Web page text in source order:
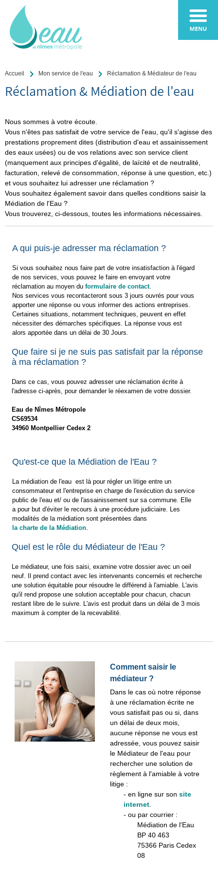
Accueil Mon service de l'eau Réclamation & Médiateur de l'eau
Réclamation & Médiation de l'eau
Nous sommes à votre écoute.
Vous n'êtes pas satisfait de votre service de l'eau, qu'il s'agisse des
prestations proprement dites (distribution d'eau et assainissement
des eaux usées) ou de vos relations avec son service client
(manquement aux principes d'égalité, de laïcité et de neutralité,
facturation, relevé de consommation, réponse à une question, etc.)
et vous souhaitez lui adresser une réclamation ?
Vous souhaitez également savoir dans quelles conditions saisir la
Médiation de l'Eau ?
Vous trouverez, ci-dessous, toutes les informations nécessaires.
A qui puis-je adresser ma réclamation ?
Si vous souhaitez nous faire part de votre insatisfaction à l'égard
de nos services, vous pouvez le faire en envoyant votre
réclamation au moyen du formulaire de contact.
Nos services vous recontacteront sous 3 jours ouvrés pour vous
apporter une réponse ou vous informer des actions entreprises.
Certaines situations, notamment techniques, peuvent en effet
nécessiter des démarches spécifiques. La réponse vous est
alors apportée dans un délai de 30 Jours.
Que faire si je ne suis pas satisfait par la réponse
à ma réclamation ?
Dans ce cas, vous pouvez adresser une réclamation écrite à
l'adresse ci-après, pour demander le réexamen de votre dossier.
Eau de Nîmes Métropole
CS69534
34960 Montpellier Cedex 2
Qu'est-ce que la Médiation de l'Eau ?
La médiation de l'eau est là pour régler un litige entre un
consommateur et l'entreprise en charge de l'exécution du service
public de l'eau et/ ou de l'assainissement sur sa commune. Elle
a pour but d'éviter le recours à une procédure judiciaire. Les
modalités de la médiation sont présentées dans
la charte de la Médiation
Quel est le rôle du Médiateur de l'Eau ?
Le médiateur, une fois saisi, examine votre dossier avec un oeil
neuf. Il prend contact avec les intervenants concernés et recherche
une solution équitable pour résoudre le différend à l'amiable. L'avis
qu'il rend propose une solution acceptable pour chacun, chacun
restant libre de le suivre. L'avis est produit dans un délai de 3 mois
maximum à compter de la recevabilité.
Comment saisir le
médiateur ?
Dans le cas où notre réponse
à une réclamation écrite ne
vous satisfait pas ou si, dans
un délai de deux mois,
aucune réponse ne vous est
adressée, vous pouvez saisir
le Médiateur de l'eau pour
rechercher une solution de
règlement à l'amiable à votre
litige :
- en ligne sur son site
internet
- ou par courrier :
Médiation de l'Eau
BP 40 463
75366 Paris Cedex
08